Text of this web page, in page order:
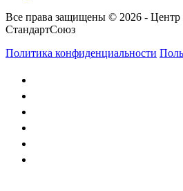
Все права защищены © 2026 - Центр
СтандартСоюз
Политика конфиденциальности